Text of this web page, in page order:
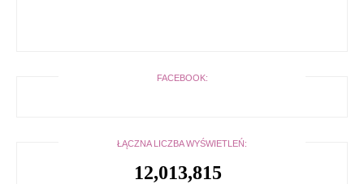
FACEBOOK:
ŁĄCZNA LICZBA WYŚWIETLEŃ:
12,013,815